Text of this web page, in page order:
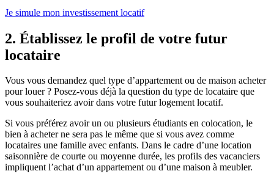
Je simule mon investissement locatif
2. Établissez le profil de votre futur
locataire
Vous vous demandez quel type d’appartement ou de maison acheter
pour louer ? Posez-vous déjà la question du type de locataire que
vous souhaiteriez avoir dans votre futur logement locatif.
Si vous préférez avoir un ou plusieurs étudiants en colocation, le
bien à acheter ne sera pas le même que si vous avez comme
locataires une famille avec enfants. Dans le cadre d’une location
saisonnière de courte ou moyenne durée, les profils des vacanciers
impliquent l’achat d’un appartement ou d’une maison à meubler.